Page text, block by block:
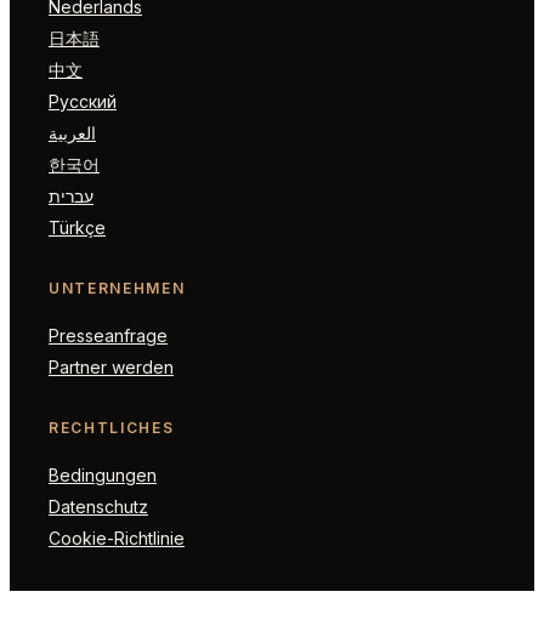
Nederlands
日本語
中文
Русский
العربية
한국어
עברית
Türkçe
UNTERNEHMEN
Presseanfrage
Partner werden
RECHTLICHES
Bedingungen
Datenschutz
Cookie-Richtlinie